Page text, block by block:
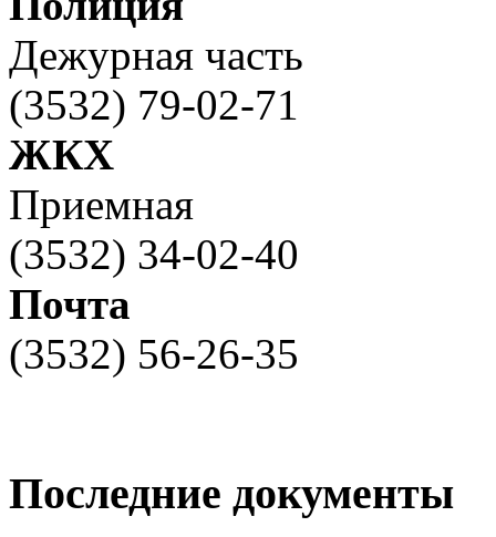
Дежурная часть
(3532) 79-02-71
ЖКХ
Приемная
(3532) 34-02-40
Почта
(3532) 56-26-35
Последние документы